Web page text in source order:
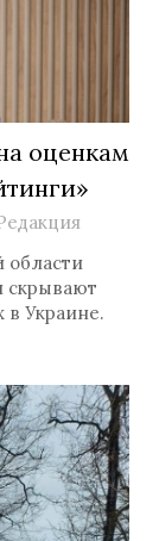
оценкам
области
скрывают
Украине.